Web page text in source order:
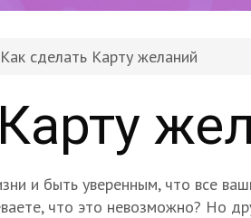
сделать Карту желаний
и быть уверенным, что все
что это невозможно? Но